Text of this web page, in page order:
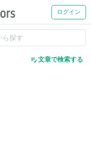
ログイン
edit_note文章で検索する